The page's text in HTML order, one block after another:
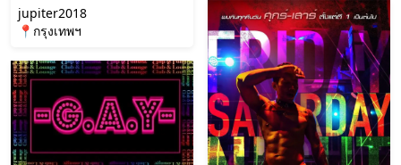
jupiter2018
📍กรุงเทพฯ